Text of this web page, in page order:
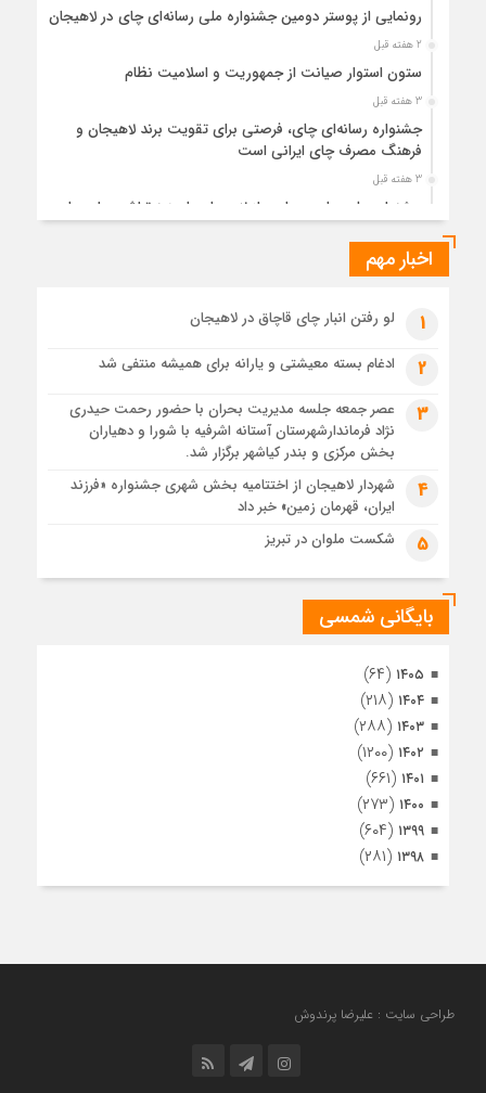
رونمایی از پوستر دومین جشنواره ملی رسانه‌ای چای در لاهیجان
2 هفته قبل
ستون استوار صیانت از جمهوریت و اسلامیت نظام
3 هفته قبل
جشنواره رسانه‌ای چای، فرصتی برای تقویت برند لاهیجان و
فرهنگ مصرف چای ایرانی است
3 هفته قبل
جشنواره ملی چای، حمایت از لاهیجان یا هزینه‌تراشی برای چای
4 هفته قبل
4 هفته قبل
رئوف
تصاویر هوایی مراسم تشییع پیکر مطهر آقای شهید ایران – مشهد
مراسم تشییع پیکر مطهر آقای شهید ایران – مشهد
تصاویری از تراکم جمعیت حاضر در میدان ثورهالعشرین نجف
اشرف
اخبار مهم
1 لو رفتن انبار چای قاچاق در لاهیجان
2 ادغام بسته معیشتی و یارانه برای همیشه منتفی شد
3
عصر جمعه جلسه مدیریت بحران با حضور رحمت حیدری
نژاد فرماندارشهرستان آستانه اشرفیه با شورا و دهیاران
بخش مرکزی و بندر کیاشهر برگزار شد.
4
شهردار لاهیجان از اختتامیه بخش شهری جشنواره «فرزند
ایران، قهرمان زمین» خبر داد
5 شکست ملوان در تبریز
بایگانی شمسی
۱۴۰۵ (۶۴)
۱۴۰۴ (۲۱۸)
۱۴۰۳ (۲۸۸)
۱۴۰۲ (۱۲۰۰)
۱۴۰۱ (۶۶۱)
۱۴۰۰ (۲۷۳)
۱۳۹۹ (۶۰۴)
۱۳۹۸ (۲۸۱)
طراحی سایت : علیرضا پرندوش